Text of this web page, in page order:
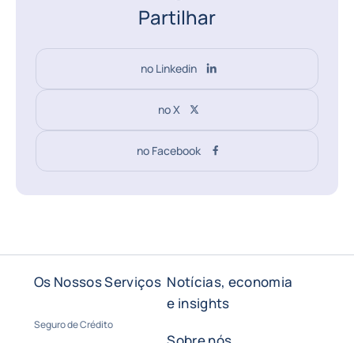
Partilhar
no Linkedin
no X
no Facebook
Os Nossos Serviços
Seguro de Crédito
Notícias, economia
e insights